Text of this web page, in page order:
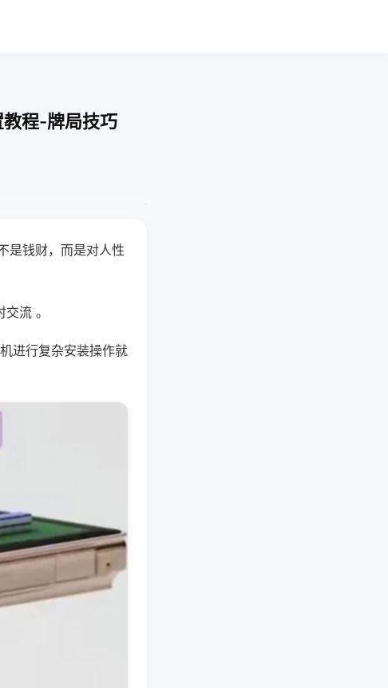
教程-牌局技巧
是钱财，而是对人性
流 。
进行复杂安装操作就